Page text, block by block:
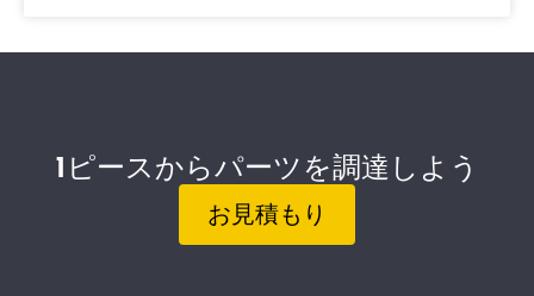
1ピースからパーツを調達しよう
お見積もり